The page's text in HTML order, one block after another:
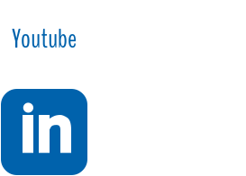
Youtube
